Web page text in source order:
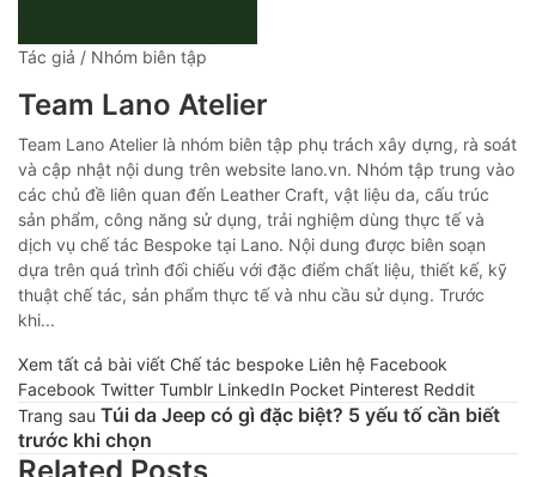
Tác giả / Nhóm biên tập
Team Lano Atelier
Team Lano Atelier là nhóm biên tập phụ trách xây dựng, rà soát
và cập nhật nội dung trên website lano.vn. Nhóm tập trung vào
các chủ đề liên quan đến Leather Craft, vật liệu da, cấu trúc
sản phẩm, công năng sử dụng, trải nghiệm dùng thực tế và
dịch vụ chế tác Bespoke tại Lano. Nội dung được biên soạn
dựa trên quá trình đối chiếu với đặc điểm chất liệu, thiết kế, kỹ
thuật chế tác, sản phẩm thực tế và nhu cầu sử dụng. Trước
khi...
Xem tất cả bài viết Chế tác bespoke Liên hệ Facebook
Facebook Twitter Tumblr LinkedIn Pocket Pinterest Reddit
Trang sau Túi da Jeep có gì đặc biệt? 5 yếu tố cần biết
trước khi chọn